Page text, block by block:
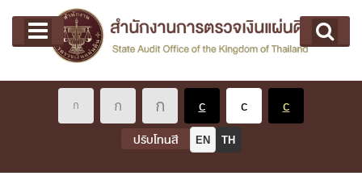
Main menu
หน้าแรก
เกี่ยวกับ คตง.
นโยบายการตรวจเงินแผ่นดิน
หลักเกณฑ์มาตรฐานเกี่ยวกับการตรวจเงินแผ่นดิน
ปรับโทนสี EN TH